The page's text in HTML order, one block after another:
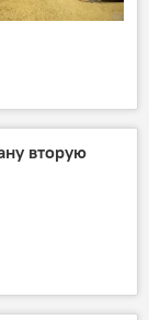
вторую